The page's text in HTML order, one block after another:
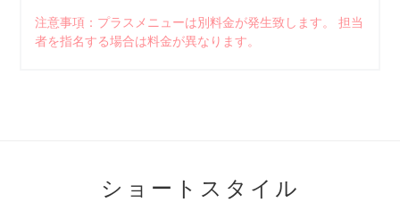
注意事項：プラスメニューは別料金が発生致します。 担当
者を指名する場合は料金が異なります。
ショートスタイル